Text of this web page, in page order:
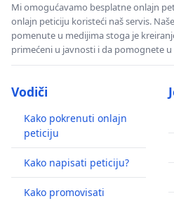
Mi omogućavamo besplatne onlajn
onlajn peticiju koristeći naš servis.
pomenute u medijima stoga je
primećeni u javnosti i da pomognete
Vodiči
Kako pokrenuti onlajn
peticiju
Kako napisati peticiju?
Kako promovisati